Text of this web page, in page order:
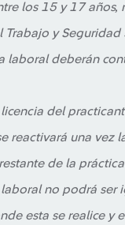
los 15 y 17
y Seguridad
laboral deberán
del
reactivará una vez
de la
no podrá ser
esta se realice y